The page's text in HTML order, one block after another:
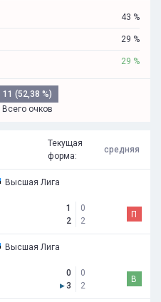
43 %
29 %
29 %
11 (52,38 %)
Всего очков
Текущая
форма:
средняя
Высшая Лига
1
2
0
2
П
Высшая Лига
0
▸3
0
2
В